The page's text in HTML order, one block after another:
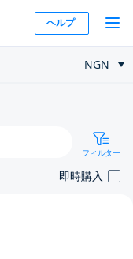
ヘルプ
NGN
フィルター
即時購入